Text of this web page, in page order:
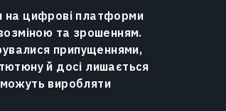
на цифрові платформи
та зрошенням.
припущеннями,
й досі лишається
виробляти